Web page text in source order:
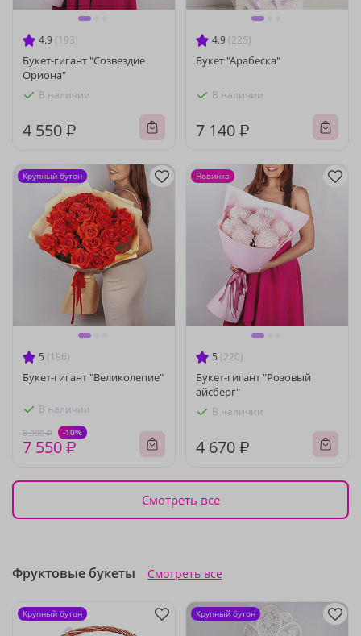
4.9 (193)
Букет-гигант "Созвездие
Ориона"
В наличии
4 550 ₽
4.9 (225)
Букет "Арабеска"
В наличии
7 140 ₽
5 (196)
Букет-гигант "Великолепие"
В наличии
8 390 ₽ -10%
7 550 ₽
Крупный бутон
5 (220)
Букет-гигант "Розовый
айсберг"
В наличии
4 670 ₽
Новинка
Смотреть все
Фруктовые букеты Смотреть все
Крупный бутон Крупный бутон